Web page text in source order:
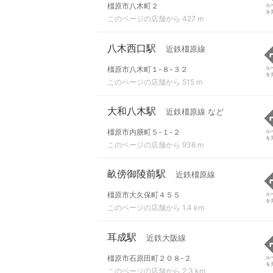
橿原市八木町２
このページの店舗から 427 m
ル
を
八木西口駅 近鉄橿原線
橿原市八木町１-８-３２
このページの店舗から 515 m
ル
を
大和八木駅 近鉄橿原線 など
橿原市内膳町５-１-２
このページの店舗から 936 m
ル
を
畝傍御陵前駅 近鉄橿原線
橿原市大久保町４５５
このページの店舗から 1.4 km
ル
を
耳成駅 近鉄大阪線
橿原市石原田町２０８-２
このページの店舗から 2.3 km
ル
を